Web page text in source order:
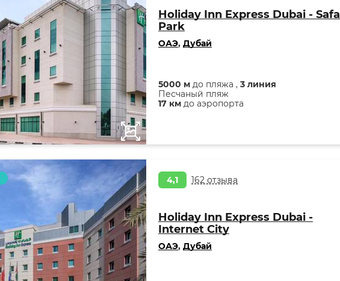
Holiday Inn Express Dubai - Safa
Park
ОАЭ, Дубай
5000 м до пляжа , 3 линия
Песчаный пляж
17 км до аэропорта
4,1 162 отзыва
Holiday Inn Express Dubai -
Internet City
ОАЭ, Дубай